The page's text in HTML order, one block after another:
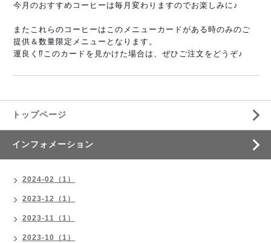
今月のおすすめコーヒーは毎月変わりますのでお楽しみに ♪
またこれらのコーヒーはこのメニューカードがある時のみのご
提供＆数量限定メニューとなります。
運良く⁉︎このカードを見かけた場合は、ぜひご注文をど うぞ♪
トップページ
インフォメーション
2024-02（1）
2023-12（1）
2023-11（1）
2023-10（1）